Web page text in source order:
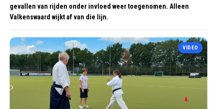
gevallen van rijden onder invloed weer toegenomen. Alleen
Valkenswaard wijkt af van die lijn.
VIDEO